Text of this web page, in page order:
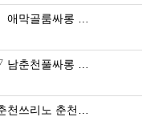
애막골룸싸롱 …
춘천풀싸롱 …
천쓰리노 춘천…